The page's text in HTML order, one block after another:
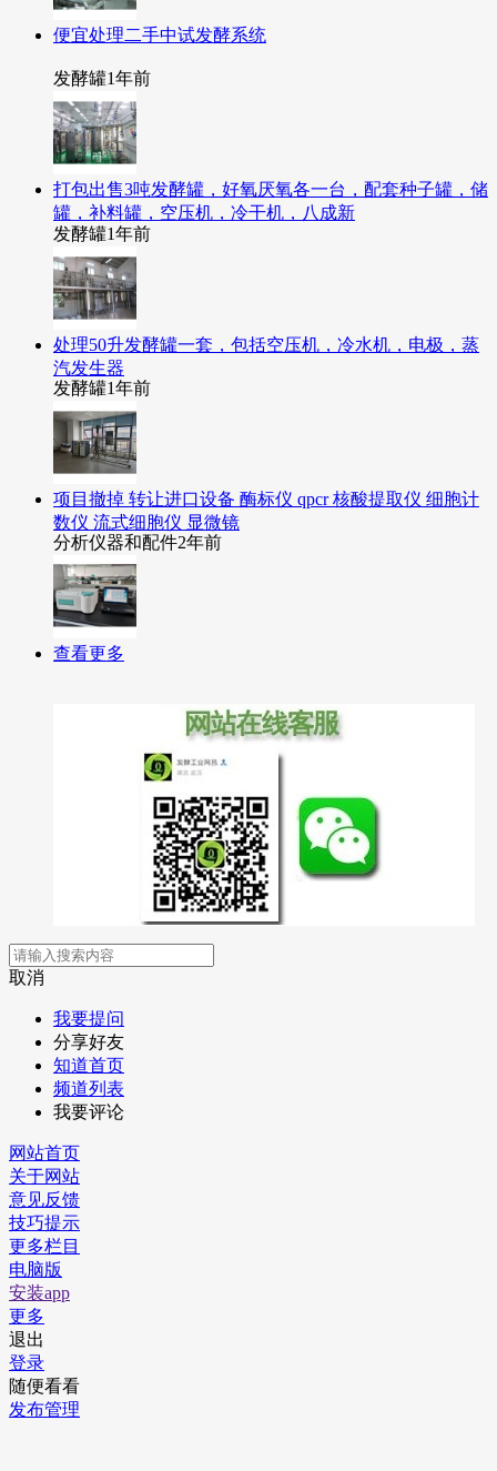
便宜处理二手中试发酵系统
发酵罐1年前
打包出售3吨发酵罐，好氧厌氧各一台，配套种子罐，储
罐，补料罐，空压机，冷干机，八成新
发酵罐1年前
处理50升发酵罐一套，包括空压机，冷水机，电极，蒸
汽发生器
发酵罐1年前
项目撤掉 转让进口设备 酶标仪 qpcr 核酸提取仪 细胞计
数仪 流式细胞仪 显微镜
分析仪器和配件2年前
查看更多
取消
我要提问
分享好友
知道首页
频道列表
我要评论
网站首页
关于网站
意见反馈
技巧提示
更多栏目
电脑版
安装app
更多
退出
登录
随便看看
发布管理